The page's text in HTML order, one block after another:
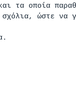
τα οποία
σχόλια, ώστε να